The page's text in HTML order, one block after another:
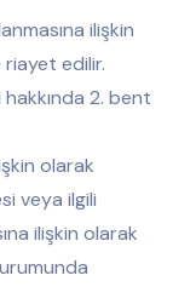
ilişkin
edilir.
2. bent
olarak
veya ilgili
ilişkin olarak